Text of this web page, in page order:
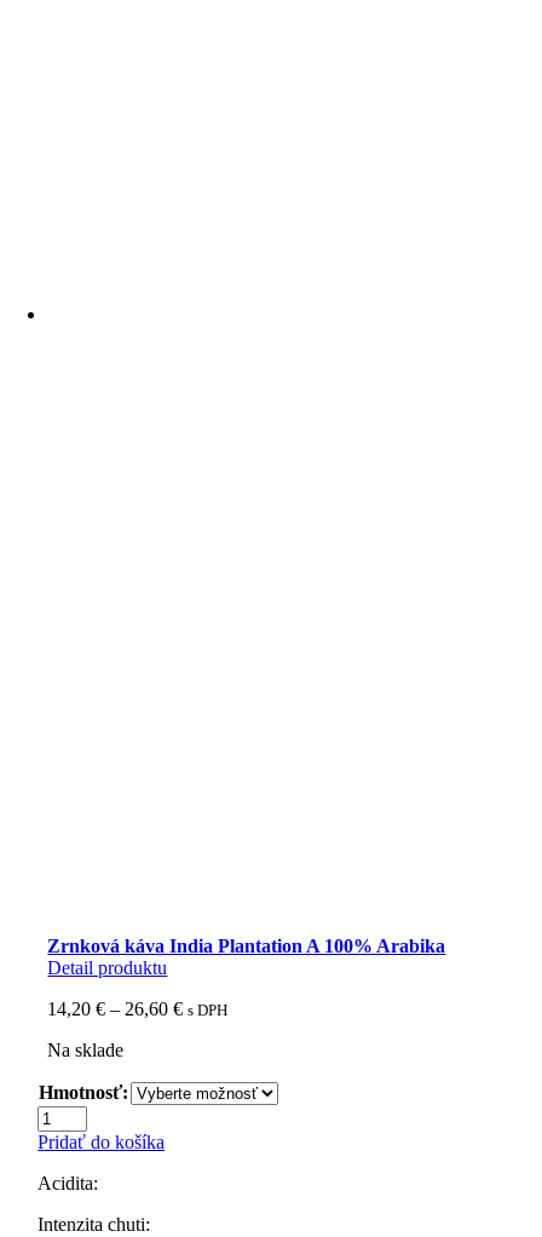
Zrnková káva India Plantation A 100% Arabika
Detail produktu
14,20€ – 26,60€Price
26,60 €
s DPH
Na sklade
Hmotnosť:
množstvo
Zrnková
India
A
Pridať do košíka
Acidita:
Intenzita chuti: